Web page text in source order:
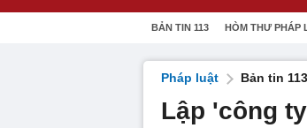
BẢN TIN 113 HÒM THƯ PHÁP
Pháp luật Bản tin 113
Lập 'công